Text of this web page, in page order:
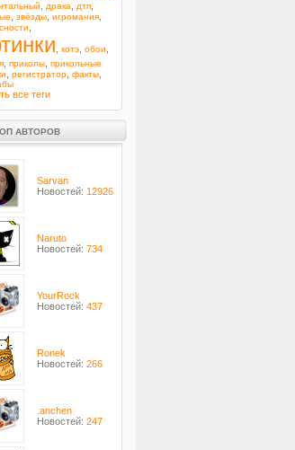
драка дтп
звёзды игромания
котэ обои
приколы прикольные
регистратор факты
все теги
АВТОРОВ
Sarvan
Новостей: 12926
Naruto
Новостей: 734
YourRock
Новостей: 437
Ronek
Новостей: 266
.anchen
Новостей: 247